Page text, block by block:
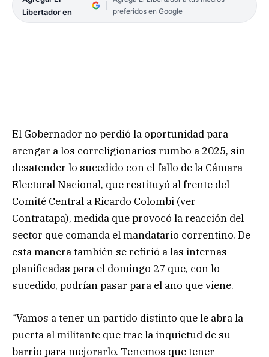
Libertador en
preferidos en Google
El Gobernador no perdió la oportunidad para
arengar a los correligionarios rumbo a 2025, sin
desatender lo sucedido con el fallo de la Cámara
Electoral Nacional, que restituyó al frente del
Comité Central a Ricardo Colombi (ver
Contratapa), medida que provocó la reacción del
sector que comanda el mandatario correntino. De
esta manera también se refirió a las internas
planificadas para el domingo 27 que, con lo
sucedido, podrían pasar para el año que viene.
“Vamos a tener un partido distinto que le abra la
puerta al militante que trae la inquietud de su
barrio para mejorarlo. Tenemos que tener